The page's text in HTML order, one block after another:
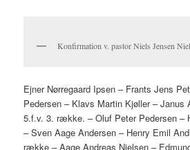
Konfirmation v. pastor Niels Jensen
Ejner Nørregaard Ipsen – Frants Jens
Pedersen – Klavs Martin Kjøller – Janus
5.f.v. 3. række. – Oluf Peter Pedersen –
– Sven Aage Andersen – Henry Emil
række – Aage Andreas Nielsen –